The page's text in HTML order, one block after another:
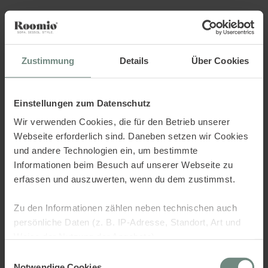
Zustimmung Details Über Cookies
Einstellungen zum Datenschutz
Wir verwenden Cookies, die für den Betrieb unserer
Webseite erforderlich sind. Daneben setzen wir Cookies
und andere Technologien ein, um bestimmte
Informationen beim Besuch auf unserer Webseite zu
erfassen und auszuwerten, wenn du dem zustimmst.
Zu den Informationen zählen neben technischen auch
persönliche Daten (z. B. IP-Adresse, Standort, Art und
Dies dient verschiedenen Zwecken: Statistik Cookies
Sorry.. there was an error,
check the console.